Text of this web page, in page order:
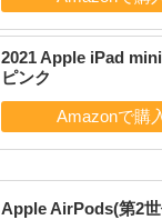
2021 Apple iPad
ピンク
Apple AirPods(第2